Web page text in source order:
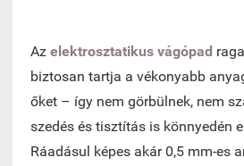
Az elektrosztatikus vágópad
biztosan tartja a vékonyabb
őket – így nem görbülnek, nem
szedés és tisztítás is könnyedén
Ráadásul képes akár 0,5 mm-es